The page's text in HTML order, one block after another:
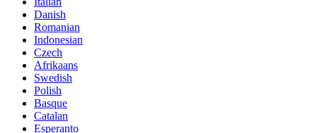
Danish
Romanian
Indonesian
Czech
Afrikaans
Swedish
Polish
Basque
Catalan
Esperanto